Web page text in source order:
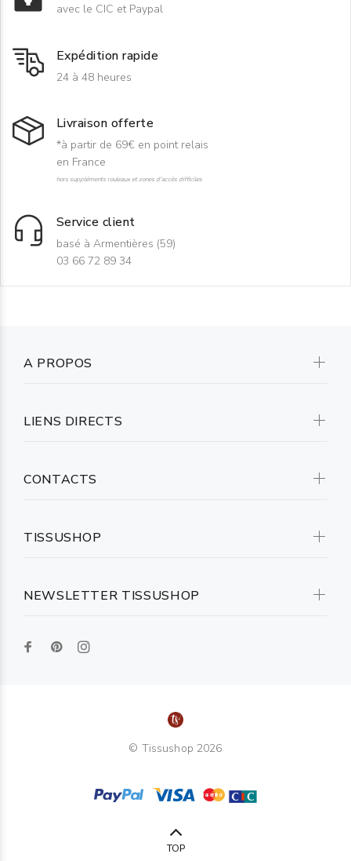
avec le CIC et Paypal
Expédition rapide
24 à 48 heures
Livraison offerte
*à partir de 69€ en point relais
en France
hors suppléments rouleaux et zones d'accès difficiles
Service client
basé à Armentières (59)
03 66 72 89 34
NEWSLETTER TISSUSHOP
A PROPOS
LIENS DIRECTS
CONTACTS
TISSUSHOP
© Tissushop 2026
TOP